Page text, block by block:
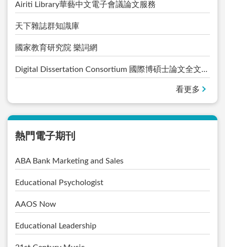
Airiti Library華藝中文電子會議論文服務
天下雜誌群知識庫
國家教育研究院 樂詞網
Digital Dissertation Consortium 國際博碩士論文全文資料庫(數位化論文典藏聯盟)
看更多
熱門電子期刊
ABA Bank Marketing and Sales
Educational Psychologist
AAOS Now
Educational Leadership